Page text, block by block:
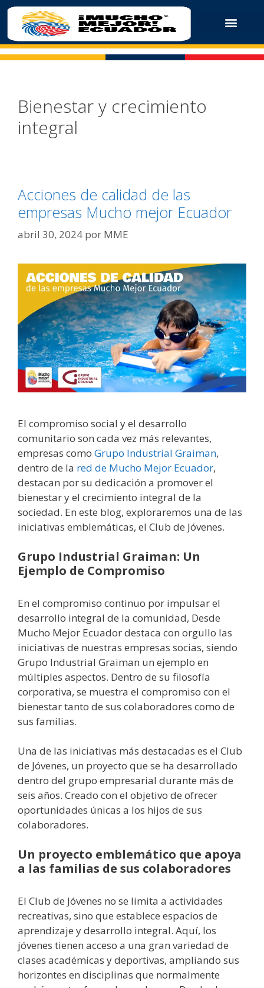
Bienestar y crecimiento
integral
Acciones de calidad de las
empresas Mucho mejor Ecuador
abril 30, 2024 por MME
El compromiso social y el desarrollo
comunitario son cada vez más relevantes,
empresas como Grupo Industrial Graiman,
dentro de la red de Mucho Mejor Ecuador,
destacan por su dedicación a promover el
bienestar y el crecimiento integral de la
sociedad. En este blog, exploraremos una de las
iniciativas emblemáticas, el Club de Jóvenes.
Grupo Industrial Graiman: Un
Ejemplo de Compromiso
En el compromiso continuo por impulsar el
desarrollo integral de la comunidad, Desde
Mucho Mejor Ecuador destaca con orgullo las
iniciativas de nuestras empresas socias, siendo
Grupo Industrial Graiman un ejemplo en
múltiples aspectos. Dentro de su filosofía
corporativa, se muestra el compromiso con el
bienestar tanto de sus colaboradores como de
sus familias.
Una de las iniciativas más destacadas es el Club
de Jóvenes, un proyecto que se ha desarrollado
dentro del grupo empresarial durante más de
seis años. Creado con el objetivo de ofrecer
oportunidades únicas a los hijos de sus
colaboradores.
Un proyecto emblemático que apoya
a las familias de sus colaboradores
El Club de Jóvenes no se limita a actividades
recreativas, sino que establece espacios de
aprendizaje y desarrollo integral. Aquí, los
jóvenes tienen acceso a una gran variedad de
clases académicas y deportivas, ampliando sus
horizontes en disciplinas que normalmente